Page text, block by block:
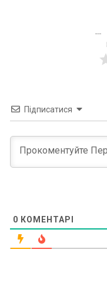
Підписатися
0 КОМЕНТАРІ